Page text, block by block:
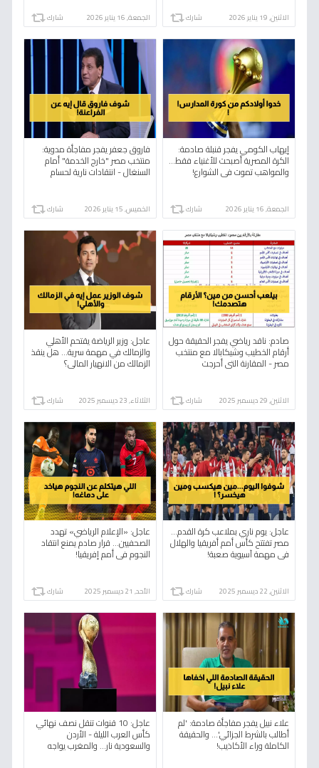
الاثنين, 19 يناير 2026 شارك الجمعة, 16 يناير 2026 شارك
إيهاب الكومي يفجر قنبلة صادمة:
الكرة المصرية أصبحت للأغنياء فقط...
والمواهب تموت في الشوارع!
الجمعة, 16 يناير 2026 شارك
فاروق جعفر يفجر مفاجأة مدوية:
منتخب مصر "خارج الخدمة" أمام
السنغال - انتقادات نارية لحسام
الخميس, 15 يناير 2026 شارك
صادم: ناقد رياضي يفجر الحقيقة حول
أرقام الخطيب وشيكابالا مع منتخب
مصر - المقارنة التي أحرجت
الاثنين, 29 ديسمبر 2025 شارك
عاجل: وزير الرياضة يقتحم الأهلي
والزمالك في مهمة سرية... هل ينقذ
الزمالك من الانهيار المالي؟
الثلاثاء, 23 ديسمبر 2025 شارك
عاجل: يوم ناري بملاعب كرة القدم...
مصر تفتتح كأس أمم أفريقيا والهلال
في مهمة آسيوية صعبة!
الاثنين, 22 ديسمبر 2025 شارك
عاجل: «الإعلام الرياضي» تهدد
الصحفيين... قرار صادم يمنع انتقاد
النجوم في أمم إفريقيا!
الأحد, 21 ديسمبر 2025 شارك
علاء نبيل يفجر مفاجأة صادمة: 'لم
أطالب بالشرط الجزائي'... والحقيقة
الكاملة وراء الأكاذيب!
عاجل: 10 قنوات تنقل نصف نهائي
كأس العرب الليلة - الأردن
والسعودية نار... والمغرب يواجه